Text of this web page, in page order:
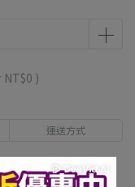
NT$0 )
運送方式